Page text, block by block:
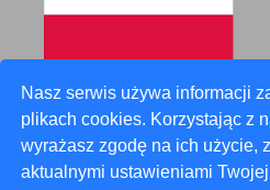
Nasz serwis używa informacji
plikach cookies. Korzystając z
wyrażasz zgodę na ich użycie,
aktualnymi ustawieniami